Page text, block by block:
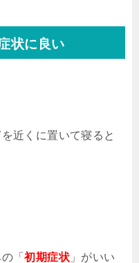
状に良い
近くに置いて寝ると
「初期症状 」がいい